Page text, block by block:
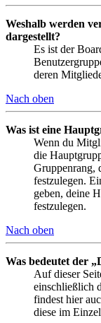
Weshalb werden
dargestellt?
Es ist der
deren
Nach oben
Was ist eine
Wenn du
die
Gruppenrang,
festzulegen.
geben, deine
festzulegen.
Nach oben
Was bedeutet der
Auf dieser
einschließlich
findest hier
diese im